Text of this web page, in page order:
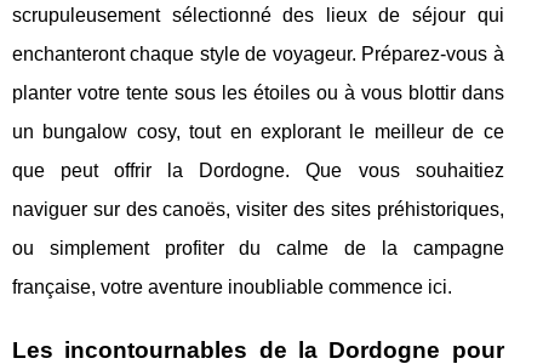
scrupuleusement sélectionné des lieux de séjour qui
enchanteront chaque style de voyageur. Préparez-vous à
planter votre tente sous les étoiles ou à vous blottir dans
un bungalow cosy, tout en explorant le meilleur de ce
que peut offrir la Dordogne. Que vous souhaitiez
naviguer sur des canoës, visiter des sites préhistoriques,
ou simplement profiter du calme de la campagne
française, votre aventure inoubliable commence ici.
Les incontournables de la Dordogne pour